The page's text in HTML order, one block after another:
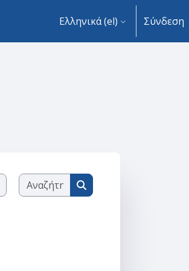
Ελληνικά ‎(el)‎ Σύνδεση
Αναζήτηση μαθημάτων
Αναζήτηση μαθημάτων